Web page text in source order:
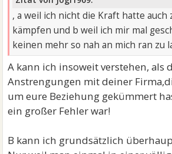
, a weil ich nicht die Kraft hatte auch
kämpfen und b weil ich mir mal
keinen mehr so nah an mich ran zu
A kann ich insoweit verstehen, als
Anstrengungen mit deiner
um eure Beziehung gekümmert
ein großer Fehler war!
B kann ich grundsätzlich